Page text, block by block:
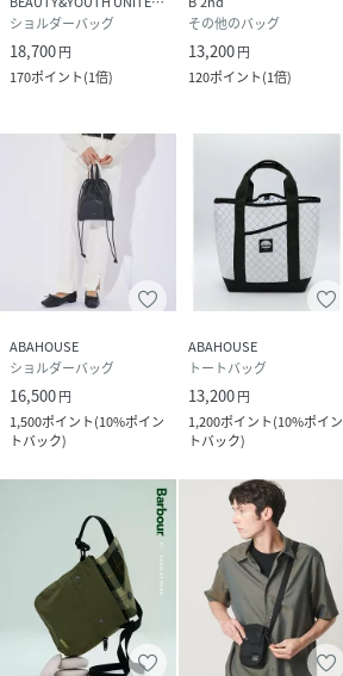
ショルダーバッグ
18,700円
170ポイント(1倍)
その他のバッグ
13,200円
120ポイント(1倍)
ABAHOUSE
ショルダーバッグ
16,500円
1,500ポイント(10%ポイン
トバック)
ABAHOUSE
トートバッグ
13,200円
1,200ポイント(10%ポイン
トバック)